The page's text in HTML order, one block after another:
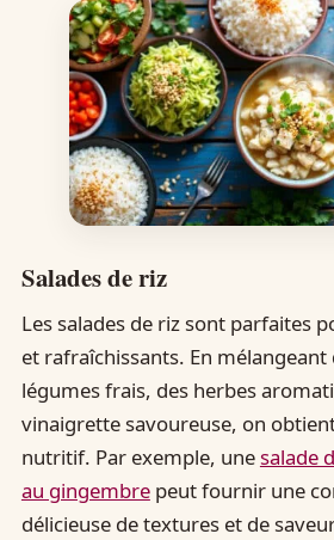
Salades de riz
Les salades de riz sont parfaites
et rafraîchissants. En mélangeant
légumes frais, des herbes
vinaigrette savoureuse, on
nutritif. Par exemple, unesalade
au gingembrepeut fournir une
délicieuse de textures et de